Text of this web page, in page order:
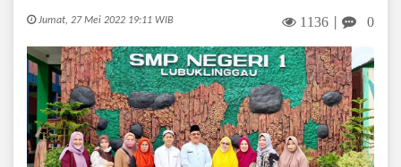
Jumat, 27 Mei 2022 19:11 WIB 1136 0